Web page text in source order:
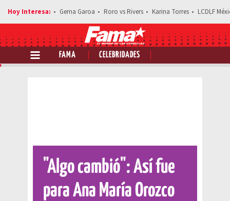
Gema Garoa Roro vs Rivers Karina Torres LCDLF
FAMA CELEBRIDADES
Comparte esta noticia
"Algo cambió": Así fue
para Ana María Orozco